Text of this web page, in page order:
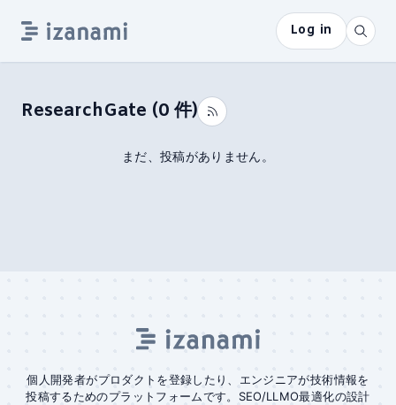
Log in
ResearchGate (0 件)
まだ、投稿がありません。
個人開発者がプロダクトを登録したり、エンジニアが技術情報を
投稿するためのプラットフォームです。SEO/LLMO最適化の設計